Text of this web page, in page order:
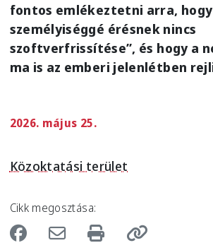
fontos emlékeztetni arra, hogy
személyiséggé érésnek nincs
szoftverfrissítése”, és hogy a
ma is az emberi jelenlétben
2026. május 25.
Közoktatási terület
Cikk megosztása: